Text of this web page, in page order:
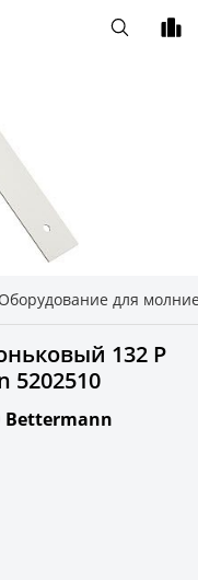
Оборудование для
132 P
5202510
Bettermann